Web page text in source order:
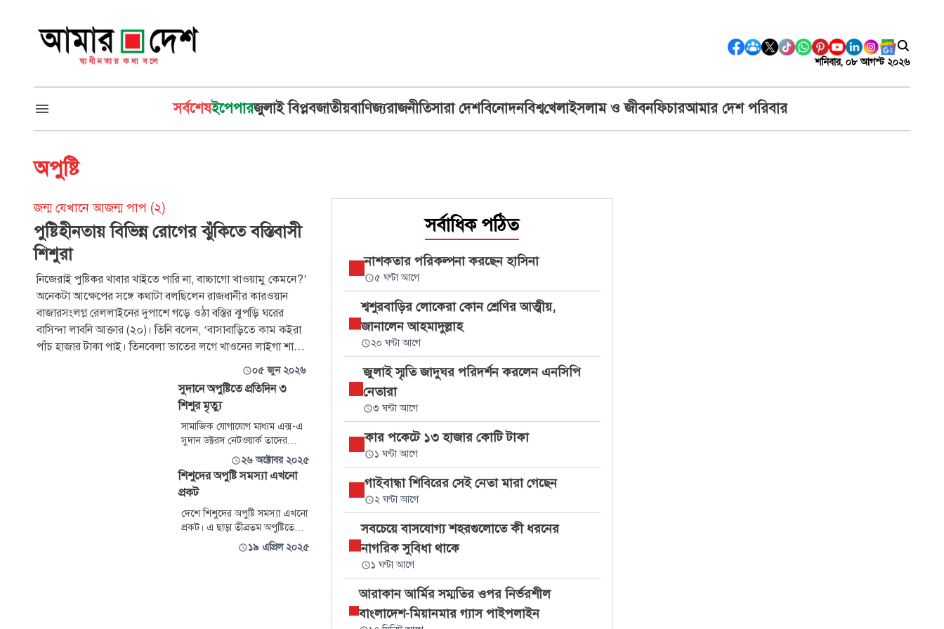
শনিবার, ০৮ আগস্ট ২০২৬
সর্বশেষইপেপারজুলাই বিপ্লবজাতীয়বাণিজ্যরাজনীতিসারা দেশবিনোদনবিশ্বখেলাইসলাম ও জীবনফিচারআমার দেশ পরিবার
অপুষ্টি
জন্ম যেখানে আজন্ম পাপ (২)
পুষ্টিহীনতায় বিভিন্ন রোগের ঝুঁকিতে বস্তিবাসী
শিশুরা
নিজেরাই পুষ্টিকর খাবার খাইতে পারি না, বাচ্চাগো খাওয়ামু কেমনে?’
অনেকটা আক্ষেপের সঙ্গে কথাটা বলছিলেন রাজধানীর কারওয়ান
বাজারসংলগ্ন রেললাইনের দুপাশে গড়ে ওঠা বস্তির ঝুপড়ি ঘরের
বাসিন্দা লাবনি আক্তার (২০)। তিনি বলেন, ‘বাসাবাড়িতে কাম কইরা
পাঁচ হাজার টাকা পাই। তিনবেলা ভাতের লগে খাওনের লাইগা শাক-
০৫ জুন ২০২৬
সুদানে অপুষ্টিতে প্রতিদিন ৩
শিশুর মৃত্যু
সামাজিক যোগাযোগ মাধ্যম এক্স-এ
সুদান ডক্টরস নেটওয়ার্ক তাদের
বিবৃতিতে জানায়, গত এক মাসেরও
বেশি সময় ধরে অবরোধের কারণে
এল ফাশার শহরে মানবিক পরিস্থিতির
তীব্র অবনতি হয়েছে। ক্রমবর্ধমান
খাদ্য ঘাটতি এবং অপুষ্টির কারণে
শিশু মৃত্যুর সংখ্যা বৃদ্ধি পাচ্ছে।
২৬ অক্টোবর ২০২৫
শিশুদের অপুষ্টি সমস্যা এখনো
প্রকট
দেশে শিশুদের অপুষ্টি সমস্যা এখনো
প্রকট। এ ছাড়া তীব্রতম অপুষ্টিতে
(সিভিয়ার অ্যাকিউট ম্যালনিউট্রিশন বা
এসএএম) ভুগছে অনেক শিশু।
১৯ এপ্রিল ২০২৫
সর্বাধিক পঠিত
নাশকতার পরিকল্পনা করছেন হাসিনা
৫ ঘণ্টা আগে
শ্বশুরবাড়ির লোকেরা কোন শ্রেণির আত্মীয়,
জানালেন আহমাদুল্লাহ
২০ ঘণ্টা আগে
জুলাই স্মৃতি জাদুঘর পরিদর্শন করলেন এনসিপি
নেতারা
৩ ঘণ্টা আগে
কার পকেটে ১৩ হাজার কোটি টাকা
১ ঘণ্টা আগে
গাইবান্ধা শিবিরের সেই নেতা মারা গেছেন
২ ঘণ্টা আগে
সবচেয়ে বাসযোগ্য শহরগুলোতে কী ধরনের
নাগরিক সুবিধা থাকে
১ ঘণ্টা আগে
আরাকান আর্মির সম্মতির ওপর নির্ভরশীল
বাংলাদেশ-মিয়ানমার গ্যাস পাইপলাইন